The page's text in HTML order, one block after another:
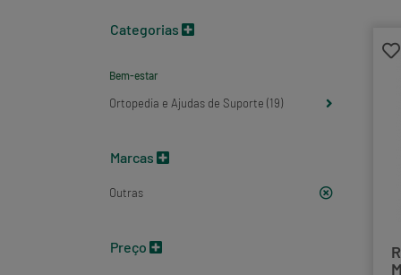
Categorias
Bem-estar
Ortopedia e Ajudas de Suporte (19)
Marcas
Outras
Preço